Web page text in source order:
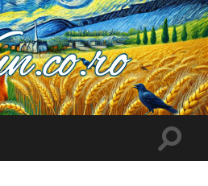
Kuncoro++
Toggle